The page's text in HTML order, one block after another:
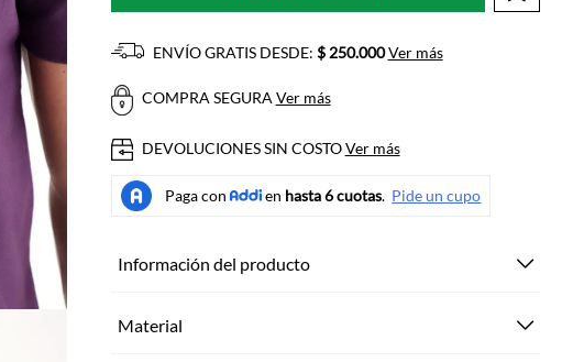
ENVÍO GRATIS DESDE: $ 250.000 Ver más
COMPRA SEGURAVer más
DEVOLUCIONES SIN COSTOVer más
Información del producto
Material